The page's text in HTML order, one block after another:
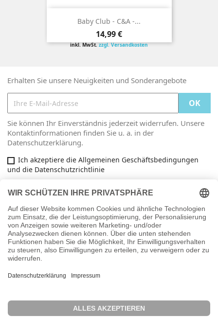
Baby Club - C&A -...
Preis
14,99 €
inkl. MwSt.zzgl. Versandkosten
Erhalten Sie unsere Neuigkeiten und Sonderangebote
Sie können Ihr Einverständnis jederzeit widerrufen. Unsere
Kontaktinformationen finden Sie u. a. in der
Datenschutzerklärung.
Ich akzeptiere die Allgemeinen Geschäftsbedingungen
und die Datenschutzrichtlinie
Facebook
ARTIKEL 
INFORMATIONEN
SHOP-EINSTELLUNGEN